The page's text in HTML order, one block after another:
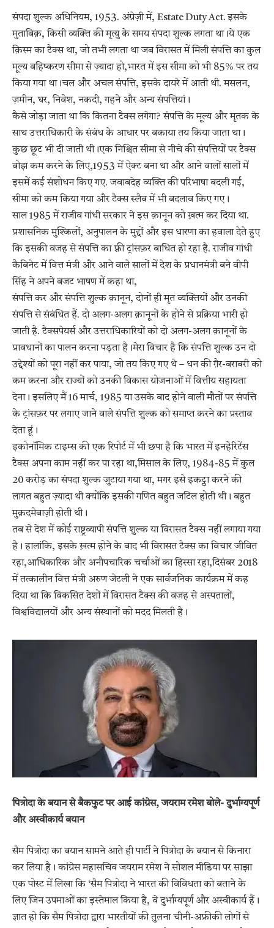
संपदा शुल्क अधिनियम, 1953. अंग्रेज़ी में, Estate Duty Act. इसके
मुताबिक़, किसी व्यक्ति की मृत्यु के समय संपदा शुल्क लगता था।ये एक
क़िस्म का टैक्स था, जो तभी लगता था जब विरासत में मिली संपत्ति का कुल
मूल्य बहिष्करण सीमा से ज़्यादा हो,भारत में इस सीमा को भी 85% पर तय
किया गया था।चल और अचल संपत्ति, इसके दायरे में आती थी. मसलन,
ज़मीन, घर, निवेश, नकदी, गहने और अन्य संपत्तियां।
कैसे जोड़ा जाता था कि कितना टैक्स लगेगा? संपत्ति के मूल्य और मृतक के
साथ उत्तराधिकारी के संबंध के आधार पर बकाया तय किया जाता था।
कुछ छूट भी दी जाती थी।एक निश्चित सीमा से नीचे की संपत्तियों पर टैक्स
बोझ कम करने के लिए,1953 में ऐक्ट बना था और आने वालों सालों में
इसमें कई संशोधन किए गए. जवाबदेह व्यक्ति की परिभाषा बदली गई,
सीमा को कम किया गया और टैक्स स्लैब में भी बदलाव किए गए।
साल 1985 में राजीव गांधी सरकार ने इस क़ानून को ख़त्म कर दिया था.
प्रशासनिक मुश्किलों, अनुपालन के मुद्दों और इस धारणा का हवाला देते हुए
कि इसकी वजह से संपत्ति का फ़्री ट्रांसफ़र बाधित हो रहा है. राजीव गांधी
कैबिनेट में वित्त मंत्री और आने वाले सालों में देश के प्रधानमंत्री बने वीपी
सिंह ने अपने बजट भाषण में कहा था,
संपत्ति कर और संपत्ति शुल्क क़ानून, दोनों ही मृत व्यक्तियों और उनकी
संपत्ति से संबंधित हैं. दो अलग-अलग क़ानूनों के होने से प्रक्रिया भारी हो
जाती है. टैक्सपेयर्स और उत्तराधिकारियों को दो अलग-अलग क़ानूनों के
प्रावधानों का पालन करना पड़ता है।मेरा विचार है कि संपत्ति शुल्क उन दो
उद्देश्यों को पूरा नहीं कर पाया, जो तय किए गए थे – धन की ग़ैर-बराबरी को
कम करना और राज्यों को उनकी विकास योजनाओं में वित्तीय सहायता
देना। इसलिए मैं 16 मार्च, 1985 या उसके बाद होने वाली मौतों पर संपत्ति
के ट्रांसफ़र पर लगाए जाने वाले संपत्ति शुल्क को समाप्त करने का प्रस्ताव
देता हूं।
इकोनॉमिक टाइम्स की एक रिपोर्ट में भी छपा है कि भारत में इनहेरिटेंस
टैक्स अपना काम नहीं कर पा रहा था,मिसाल के लिए, 1984-85 में कुल
20 करोड़ का संपदा शुल्क जुटाया गया था, मगर इसे इकट्ठा करने की
लागत बहुत ज़्यादा थी क्योंकि इसकी गणित बहुत जटिल होती थी। बहुत
मुक़दमेबाज़ी होती थी।
तब से देश में कोई राष्ट्रव्यापी संपत्ति शुल्क या विरासत टैक्स नहीं लगाया गया
है। हालांकि, इसके ख़त्म होने के बाद भी विरासत टैक्स का विचार जीवित
रहा,आधिकारिक और अनौपचारिक चर्चाओं का हिस्सा रहा,दिसंबर 2018
में तत्कालीन वित्त मंत्री अरुण जेटली ने एक सार्वजनिक कार्यक्रम में कह
दिया था कि विकसित देशों में विरासत टैक्स की वजह से अस्पतालों,
विश्वविद्यालयों और अन्य संस्थानों को मदद मिलती है।
पित्रोदा के बयान से बैकफुट पर आई कांग्रेस, जयराम रमेश बोले- दुर्भाग्यपूर्ण
और अस्वीकार्य बयान
सैम पित्रोदा का बयान सामने आते ही पार्टी ने पित्रोदा के बयान से किनारा
कर लिया है। कांग्रेस महासचिव जयराम रमेश ने सोशल मीडिया पर साझा
एक पोस्ट में लिखा कि ‘सैम पित्रोदा ने भारत की विविधता को बताने के
लिए जिन उपमाओं का इस्तेमाल किया है, वे दुर्भाग्यपूर्ण और अस्वीकार्य हैं।
ज्ञात हो कि सैम पित्रोदा द्वारा भारतीयों की तुलना चीनी-अफ्रीकी लोगों से